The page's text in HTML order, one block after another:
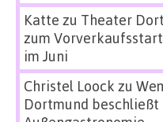
Katte zu Theater
zum
im Juni
Christel Loock zu
Dortmund